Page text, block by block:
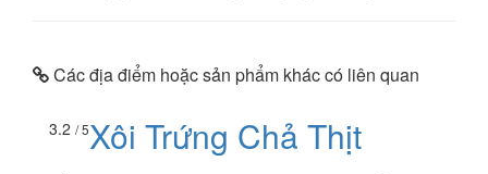
Các địa điểm hoặc sản phẩm khác có liên quan
3.2 / 5Xôi Trứng Chả Thịt